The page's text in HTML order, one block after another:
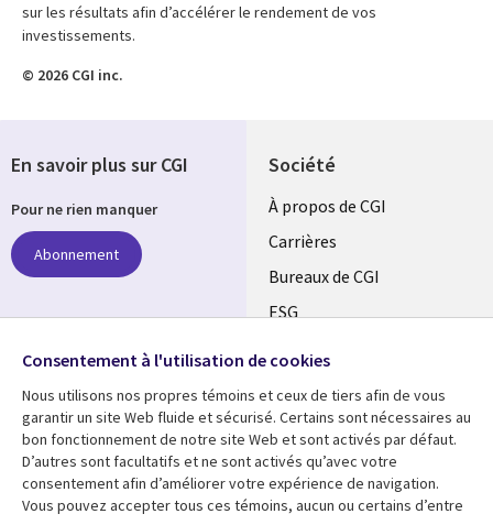
sur les résultats afin d’accélérer le rendement de vos
investissements.
© 2026 CGI inc.
Société
Useful
links
CANADA
FR
À propos de CGI
Carrières
Bureaux de CGI
ESG
Ressources Support
En savoir plus sur CGI
Pour ne rien manquer
Abonnement
Suivez-nous
Social
Media
CANADA
Consentement à l'utilisation de cookies
Nous utilisons nos propres témoins et ceux de tiers afin de vous
garantir un site Web fluide et sécurisé. Certains sont nécessaires au
bon fonctionnement de notre site Web et sont activés par défaut.
D’autres sont facultatifs et ne sont activés qu’avec votre
consentement afin d’améliorer votre expérience de navigation.
Vous pouvez accepter tous ces témoins, aucun ou certains d’entre